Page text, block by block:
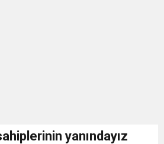
yanındayız